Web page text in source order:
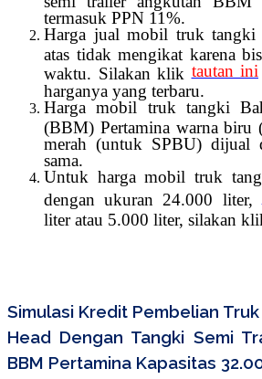
termasuk PPN 11%.
Harga jual mobil truk tangki
atas tidak mengikat karena
waktu. Silakan klik tautan ini
harganya yang terbaru.
Harga mobil truk tangki
(BBM) Pertamina warna biru
merah (untuk SPBU) dijual
sama.
Untuk harga mobil truk
dengan ukuran 24.000 liter,
liter atau 5.000 liter, silakan
Simulasi Kredit Pembelian
Head Dengan Tangki Semi
BBM Pertamina Kapasitas